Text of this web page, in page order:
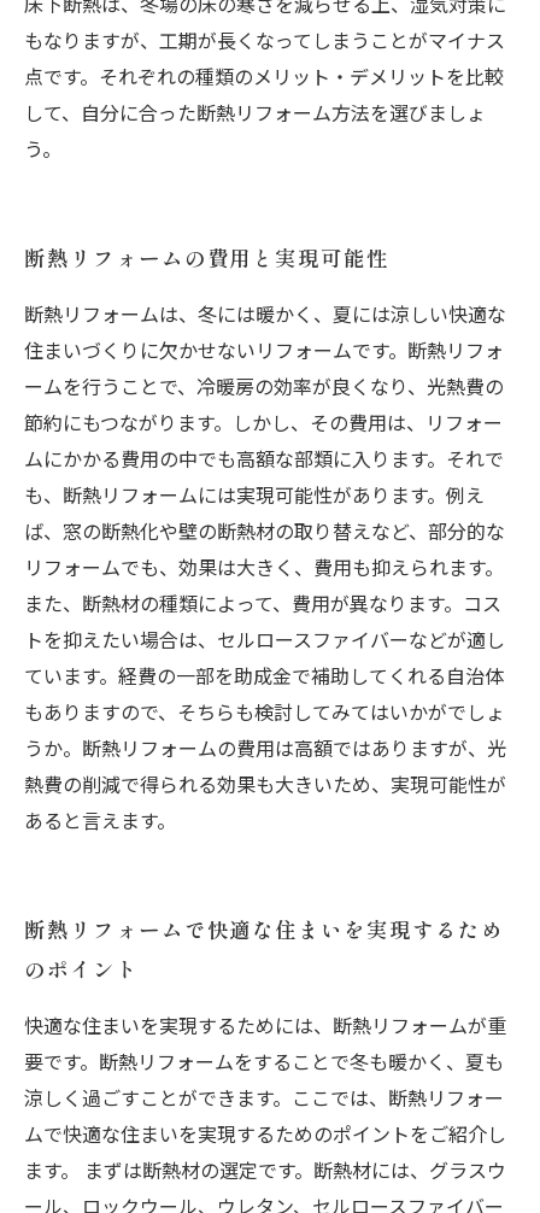
もなりますが、工期が長くなってしまうことがマイナス
点です。それぞれの種類のメリット・デメリットを比較
して、自分に合った断熱リフォーム方法を選びましょ
う。
断熱リフォームの費用と実現可能性
断熱リフォームは、冬には暖かく、夏には涼しい快適な
住まいづくりに欠かせないリフォームです。断熱リフォ
ームを行うことで、冷暖房の効率が良くなり、光熱費の
節約にもつながります。しかし、その費用は、リフォー
ムにかかる費用の中でも高額な部類に入ります。それで
も、断熱リフォームには実現可能性があります。例え
ば、窓の断熱化や壁の断熱材の取り替えなど、部分的な
リフォームでも、効果は大きく、費用も抑えられます。
また、断熱材の種類によって、費用が異なります。コス
トを抑えたい場合は、セルロースファイバーなどが適し
ています。経費の一部を助成金で補助してくれる自治体
もありますので、そちらも検討してみてはいかがでしょ
うか。断熱リフォームの費用は高額ではありますが、光
熱費の削減で得られる効果も大きいため、実現可能性が
あると言えます。
断熱リフォームで快適な住まいを実現するため
のポイント
快適な住まいを実現するためには、断熱リフォームが重
要です。断熱リフォームをすることで冬も暖かく、夏も
涼しく過ごすことができます。ここでは、断熱リフォー
ムで快適な住まいを実現するためのポイントをご紹介し
ます。 まずは断熱材の選定です。断熱材には、グラスウ
ール、ロックウール、ウレタン、セルロースファイバー